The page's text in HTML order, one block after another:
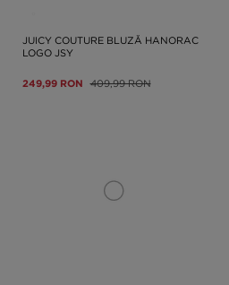
JUICY COUTURE BLUZĂ HANORAC
LOGO JSY
249,99 RON 409,99 RON